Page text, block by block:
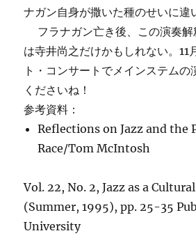
ナガン自身が撒いた種のせいに違
フラナガン亡き後、この演奏解
は寺井尚之だけかもしれない。11
ト・コンサートでメインステムの
くださいね！
参考資料：
Reflections on Jazz and the
Race/Tom McIntosh
Vol. 22, No. 2, Jazz as a
(Summer, 1995), pp. 25-35
University